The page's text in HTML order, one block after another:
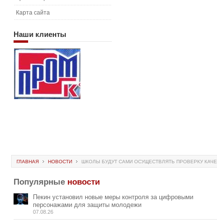
Карта сайта
Наши клиенты
ГЛАВНАЯ НОВОСТИ ШКОЛЫ БУДУТ САМИ ОСУЩЕСТВЛЯТЬ ПРОВЕРКУ
Популярные новости
Пекин установил новые меры контроля за цифровыми
персонажами для защиты молодежи
07.08.26